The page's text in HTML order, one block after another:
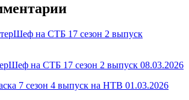
на СТБ 17 сезон 2 выпуск
на СТБ 17 сезон 2 выпуск 08.03.2026
7 сезон 4 выпуск на НТВ 01.03.2026